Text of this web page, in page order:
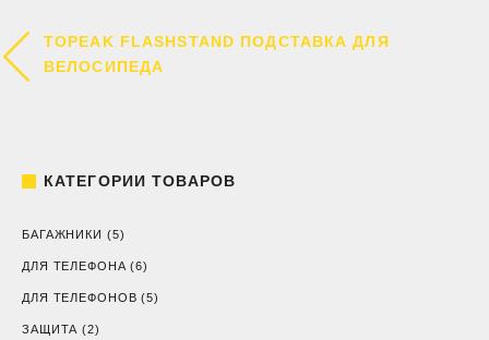
НАВИГАЦИЯ
ПО
ЗАПИСЯМ
TOPEAK FLASHSTAND ПОДСТАВКА ДЛЯ
ВЕЛОСИПЕДА
КАТЕГОРИИ ТОВАРОВ
БАГАЖНИКИ (5)
ДЛЯ ТЕЛЕФОНА (6)
ДЛЯ ТЕЛЕФОНОВ (5)
ЗАЩИТА (2)